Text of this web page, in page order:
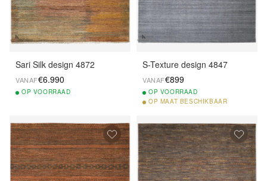
Sari Silk design 4872
VANAF€6.990
OP VOORRAAD
S-Texture design 4847
VANAF€899
OP VOORRAAD
OP MAAT BESCHIKBAAR